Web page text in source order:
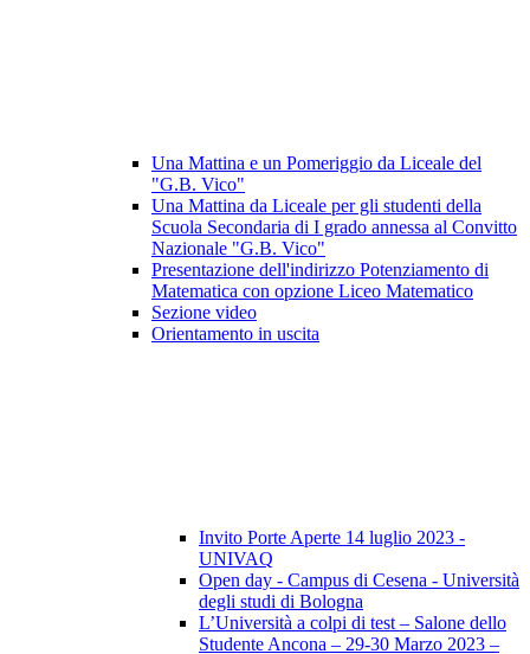
Una Mattina e un Pomeriggio da Liceale del
"G.B. Vico"
Una Mattina da Liceale per gli studenti della
Scuola Secondaria di I grado annessa al Convitto
Nazionale "G.B. Vico"
Presentazione dell'indirizzo Potenziamento di
Matematica con opzione Liceo Matematico
Sezione video
Orientamento in uscita
Invito Porte Aperte 14 luglio 2023 -
UNIVAQ
Open day - Campus di Cesena - Università
degli studi di Bologna
L’Università a colpi di test – Salone dello
Studente Ancona – 29-30 Marzo 2023 –